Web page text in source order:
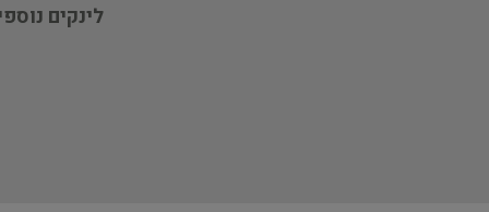
לינקים